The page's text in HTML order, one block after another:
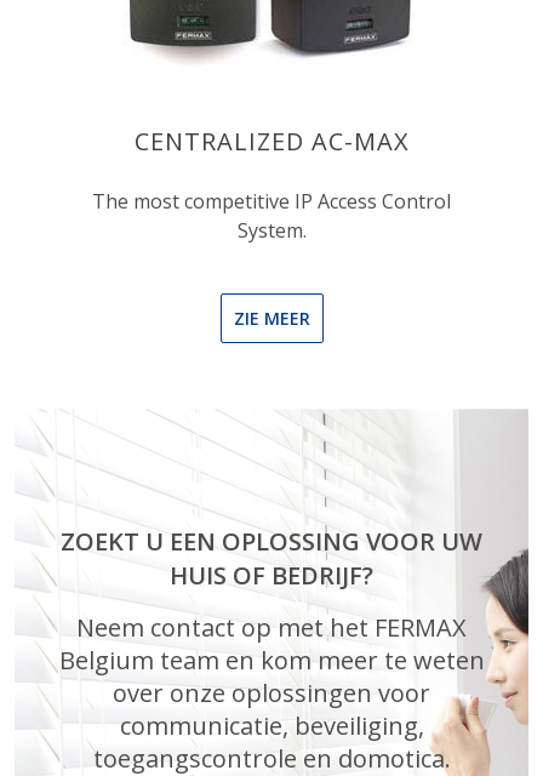
CENTRALIZED AC-MAX
The most competitive IP Access Control
System.
ZIE MEER
ZOEKT U EEN OPLOSSING VOOR UW
HUIS OF BEDRIJF?
Neem contact op met het FERMAX
Belgium team en kom meer te weten
over onze oplossingen voor
communicatie, beveiliging,
toegangscontrole en domotica.